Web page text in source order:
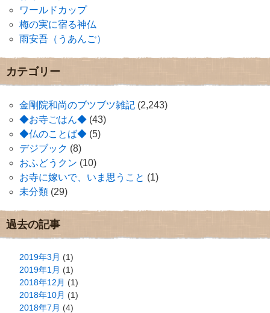
ワールドカップ
梅の実に宿る神仏
雨安吾（うあんご）
カテゴリー
金剛院和尚のブツブツ雑記 (2,243)
◆お寺ごはん◆ (43)
◆仏のことば◆ (5)
デジブック (8)
おふどうクン (10)
お寺に嫁いで、いま思うこと (1)
未分類 (29)
過去の記事
2019年3月 (1)
2019年1月 (1)
2018年12月 (1)
2018年10月 (1)
2018年7月 (4)